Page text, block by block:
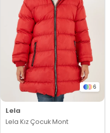
6
Lela
Lela Kız Çocuk Mont